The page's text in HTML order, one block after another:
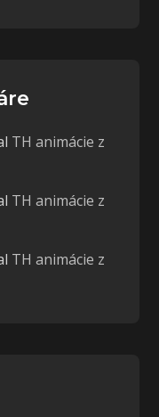
TH animácie z
TH animácie z
TH animácie z